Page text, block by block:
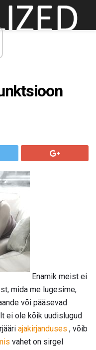
Enamik meist ei
mida me lugesime,
või pääsevad
ei ole kõik uudislugud
ajakirjanduses , võib
vahet on sirgel